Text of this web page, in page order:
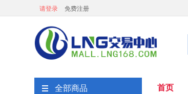
请登录 免费注册
全部商品 首页